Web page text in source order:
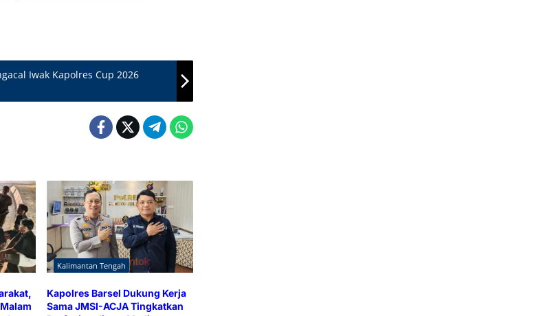
Iwak Kapolres Cup 2026
Kalimantan Tengah
Kapolres Barsel Dukung Kerja
Sama JMSI-ACJA Tingkatkan